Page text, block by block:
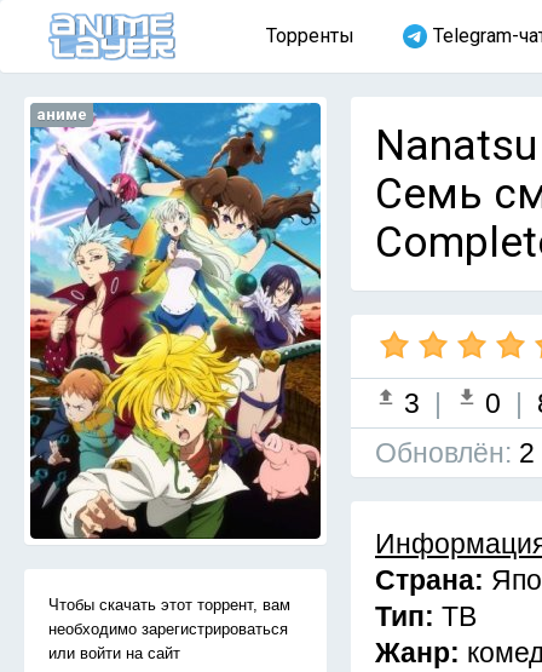
Торренты Telegram-
аниме
Чтобы скачать этот торрент, вам
необходимо зарегистрироваться
или войти на сайт
Семь
3 | 0 |
Обновлён: 2
Страна:
Тип: ТВ
Жанр: